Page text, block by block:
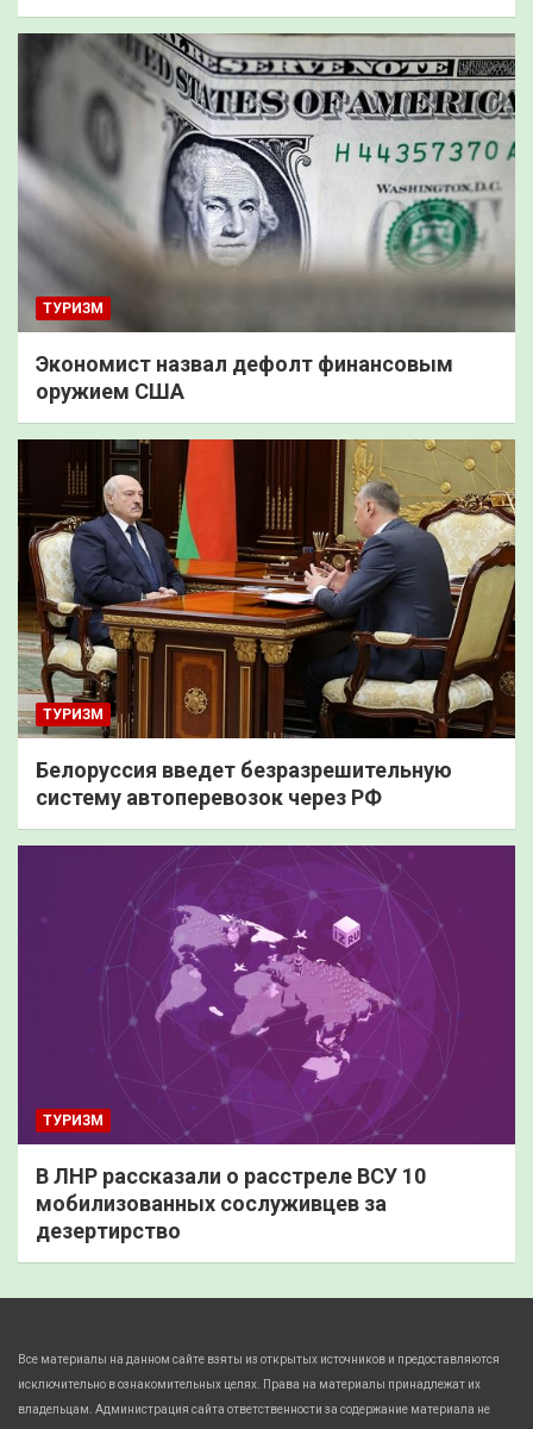
ТУРИЗМ
Экономист назвал дефолт финансовым
оружием США
ТУРИЗМ
Белоруссия введет безразрешительную
систему автоперевозок через РФ
ТУРИЗМ
В ЛНР рассказали о расстреле ВСУ 10
мобилизованных сослуживцев за
дезертирство
Все материалы на данном сайте взяты из открытых источников и предоставляются
исключительно в ознакомительных целях. Права на материалы принадлежат их
владельцам. Администрация сайта ответственности за содержание материала не